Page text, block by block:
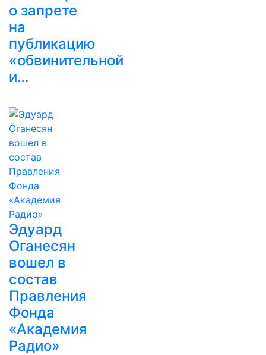
о запрете
на
публикацию
«обвинительной
и…
Эдуард
Оганесян
вошел в
состав
Правления
Фонда
«Академия
Радио»